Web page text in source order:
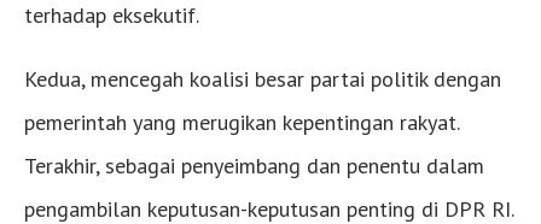
terhadap eksekutif.
Kedua, mencegah koalisi besar partai politik dengan
pemerintah yang merugikan kepentingan rakyat.
Terakhir, sebagai penyeimbang dan penentu dalam
pengambilan keputusan-keputusan penting di DPR RI.